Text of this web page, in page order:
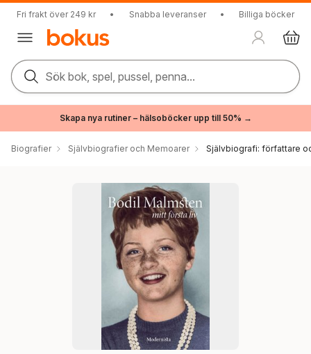
Fri frakt över 249 kr • Snabba leveranser • Billiga böcker
Sök bok, spel, pussel, penna...
Skapa nya rutiner – hälsoböcker upp till 50% →
Biografier Självbiografier och Memoarer Självbiografi: författare